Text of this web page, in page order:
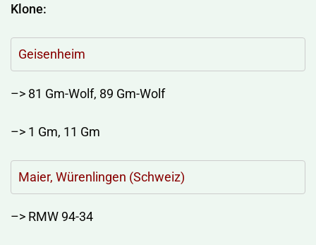
Klone:
Geisenheim
–> 81 Gm-Wolf, 89 Gm-Wolf
–> 1 Gm, 11 Gm
Maier, Würenlingen (Schweiz)
–> RMW 94-34